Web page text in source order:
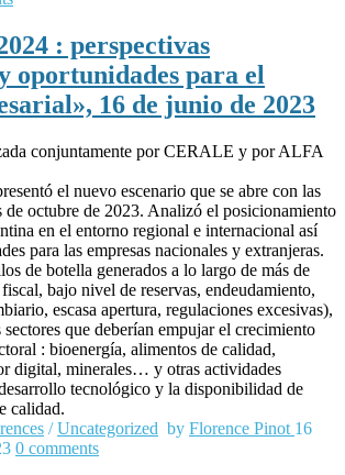
: perspectivas
oportunidades para el
16 de junio de 2023
conjuntamente por CERALE y por ALFA
el nuevo escenario que se abre con las
de octubre de 2023. Analizó el posicionamiento
en el entorno regional e internacional así
para las empresas nacionales y extranjeras.
de botella generados a lo largo de más de
bajo nivel de reservas, endeudamiento,
escasa apertura, regulaciones excesivas),
que deberían empujar el crecimiento
: bioenergía, alimentos de calidad,
digital, minerales… y otras actividades
tecnológico y la disponibilidad de
calidad.
/Uncategorized by Florence Pinot 16
0 comments